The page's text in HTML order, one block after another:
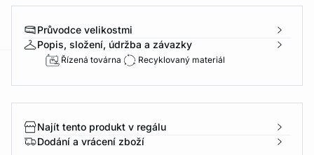
Průvodce velikostmi
Popis, složení, údržba a závazky
Řízená továrna Recyklovaný materiál
Najít tento produkt v regálu
Dodání a vrácení zboží